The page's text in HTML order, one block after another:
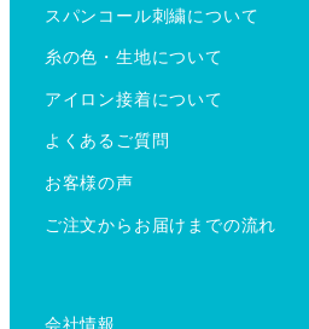
スパンコール刺繍について
糸の色・生地について
アイロン接着について
よくあるご質問
お客様の声
ご注文からお届けまでの流れ
会社情報